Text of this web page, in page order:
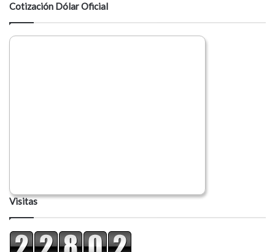
Cotización Dólar Oficial
Visitas